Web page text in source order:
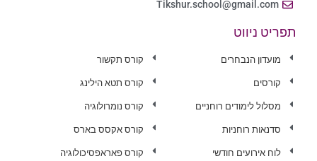
Tikshur.school@gmail.com
תפריט ניווט
מועדון הנבחרים
קורסים
מסלול לימודים רוחניים
סדנאות רוחניות
לוח אירועים חודשי
קורס תקשור
קורס תטא הילינג
קורס נומרולוגיה
קורס אקסס בארס
קורס פאראפסיכולוגיה